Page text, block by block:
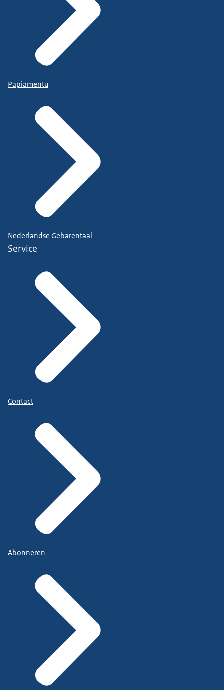
Papiamentu
Nederlandse Gebarentaal
Service
Contact
Abonneren